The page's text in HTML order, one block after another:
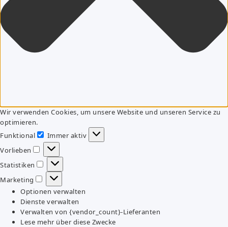
Wir verwenden Cookies, um unsere Website und unseren Service zu
optimieren.
Funktional
Funktional
Immer aktiv
Vorlieben
Vorlieben
Statistiken
Statistiken
Marketing
Marketing
Optionen verwalten
Dienste verwalten
Verwalten von {vendor_count}-Lieferanten
Lese mehr über diese Zwecke